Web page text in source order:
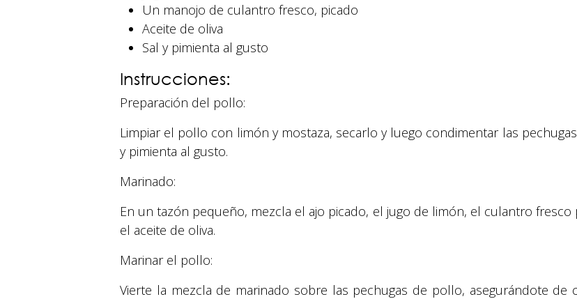
Un manojo de culantro fresco, picado
Aceite de oliva
Sal y pimienta al gusto
Instrucciones:
Preparación del pollo:
Limpiar el pollo con limón y mostaza, secarlo y luego condimentar las
y pimienta al gusto.
Marinado:
En un tazón pequeño, mezcla el ajo picado, el jugo de limón, el culantro fresco
el aceite de oliva.
Marinar el pollo:
Vierte la mezcla de marinado sobre las pechugas de pollo, asegurándote de